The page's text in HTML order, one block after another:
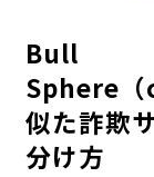
Bull
Sphere
似た詐欺
分け方